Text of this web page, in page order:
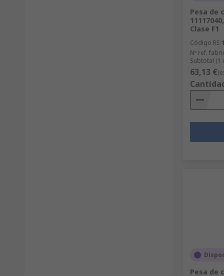
Pesa de
Clase F1
Código RS
Nº ref.
Subtotal (1
63,13 €
Pesa de